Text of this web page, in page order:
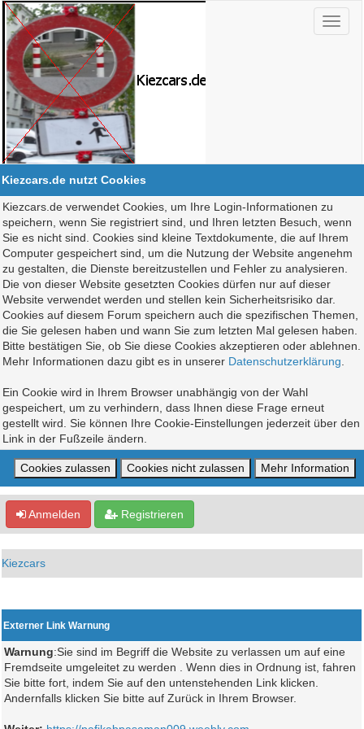
Kiezcars.de nutzt Cookies
Kiezcars.de verwendet Cookies, um Ihre Login-Informationen zu
speichern, wenn Sie registriert sind, und Ihren letzten Besuch, wenn
Sie es nicht sind. Cookies sind kleine Textdokumente, die auf Ihrem
Computer gespeichert sind, um die Nutzung der Website angenehm
zu gestalten, die Dienste bereitzustellen und Fehler zu analysieren.
Die von dieser Website gesetzten Cookies dürfen nur auf dieser
Website verwendet werden und stellen kein Sicherheitsrisiko dar.
Cookies auf diesem Forum speichern auch die spezifischen Themen,
die Sie gelesen haben und wann Sie zum letzten Mal gelesen haben.
Bitte bestätigen Sie, ob Sie diese Cookies akzeptieren oder ablehnen.
Mehr Informationen dazu gibt es in unserer Datenschutzerklärung
Ein Cookie wird in Ihrem Browser unabhängig von der Wahl
gespeichert, um zu verhindern, dass Ihnen diese Frage erneut
gestellt wird. Sie können Ihre Cookie-Einstellungen jederzeit über den
Link in der Fußzeile ändern.
Anmelden Registrieren
Kiezcars
Externer Link Warnung
Warnung:Sie sind im Begriff die Website zu verlassen um auf eine
Fremdseite umgeleitet zu werden . Wenn dies in Ordnung ist, fahren
Sie bitte fort, indem Sie auf den untenstehenden Link klicken.
Andernfalls klicken Sie bitte auf Zurück in Ihrem Browser.